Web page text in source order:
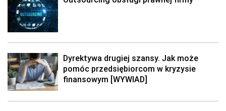
Dyrektywa drugiej szansy. Jak może
pomóc przedsiębiorcom w kryzysie
finansowym [WYWIAD]